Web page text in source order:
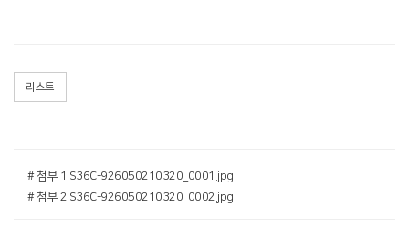
리스트
# 첨부 1.S36C-926050210320_0001.jpg
# 첨부 2.S36C-926050210320_0002.jpg